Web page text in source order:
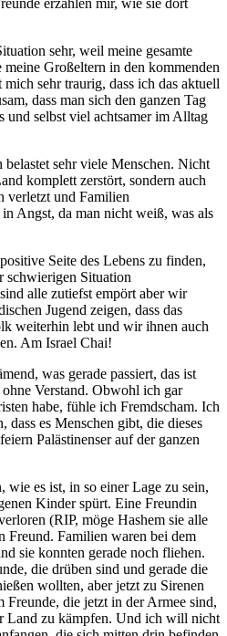
sehr, weil meine gesamte
Großeltern in den kommenden
mich sehr traurig, dass ich das aktuell
dass man sich den ganzen Tag
und selbst viel achtsamer im Alltag
sehr viele Menschen. Nicht
komplett zerstört, sondern auch
verletzt und Familien
Angst, da man nicht weiß, was als
Seite des Lebens zu finden,
Situation
alle zutiefst empört aber wir
Jugend zeigen, dass das
weiterhin lebt und wir ihnen auch
Am Israel Chai!
was gerade passiert, das ist
Verstand. Obwohl ich gar
habe, fühle ich Fremdscham. Ich
dass es Menschen gibt, die dieses
Palästinenser auf der ganzen
wie es ist, in so einer Lage zu sein,
Kinder spürt. Eine Freundin
(RIP, möge Hashem sie alle
Freund. Familien waren bei dem
sie konnten gerade noch fliehen.
die drüben sind und gerade die
wollten, aber jetzt zu Sirenen
Freunde, die jetzt in der Armee sind,
Land zu kämpfen. Und ich will nicht